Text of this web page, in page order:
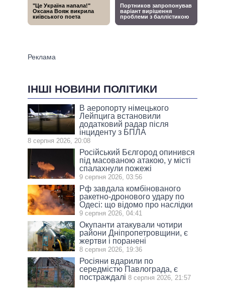
ІНШІ НОВИНИ ПОЛІТИКИ
В аеропорту німецького
Лейпцига встановили
додатковий радар після
інциденту з БПЛА
8 серпня 2026, 20:08
Російський Бєлгород опинився
під масованою атакою, у місті
спалахнули пожежі
9 серпня 2026, 03:56
Рф завдала комбінованого
ракетно-дронового удару по
Одесі: що відомо про наслідки
9 серпня 2026, 04:41
Окупанти атакували чотири
райони Дніпропетровщини, є
жертви і поранені
8 серпня 2026, 19:36
Росіяни вдарили по
середмістю Павлограда, є
постраждалі 8 серпня 2026, 21:57